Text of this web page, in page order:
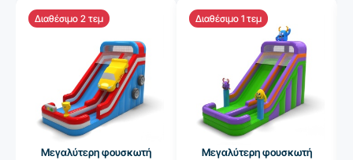
Διαθέσιμο 2 τεμ
Μεγαλύτερη φουσκωτή
Διαθέσιμο 1 τεμ
Μεγαλύτερη φουσκωτή